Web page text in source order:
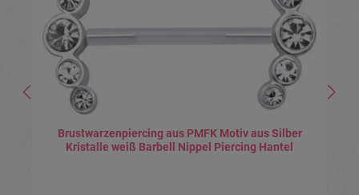
Brustwarzenpiercing aus PMFK Motiv aus Silber
Kristalle weiß Barbell Nippel Piercing Hantel